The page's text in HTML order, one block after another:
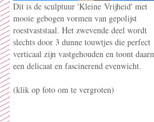
Dit is de sculptuur 'Kleine Vrijheid' met
mooie gebogen vormen van gepolijst
roestvaststaal. Het zwevende deel wordt
slechts door 3 dunne touwtjes die perfect
verticaal zijn vastgehouden en toont
een delicaat en fascinerend evenwicht.
(klik op foto om te vergroten)